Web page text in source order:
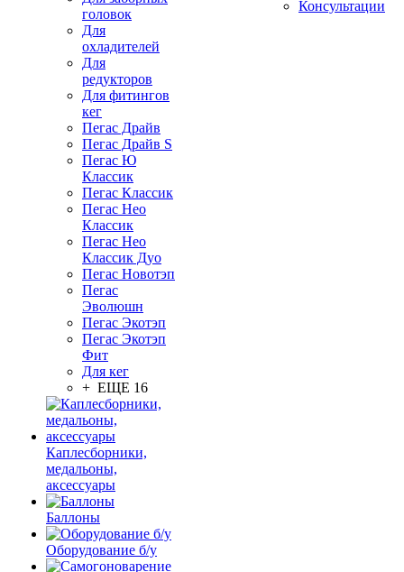
головок
Для
охладителей
Для
редукторов
Для фитингов
кег
Пегас Драйв
Пегас Драйв S
Пегас Ю
Классик
Пегас Классик
Пегас Нео
Классик
Пегас Нео
Классик Дуо
Пегас Новотэп
Пегас
Эволюшн
Пегас Экотэп
Пегас Экотэп
Фит
Для кег
+ ЕЩЕ 16
Каплесборники,
медальоны,
аксессуары
Баллоны
Оборудование б/у
Консультации